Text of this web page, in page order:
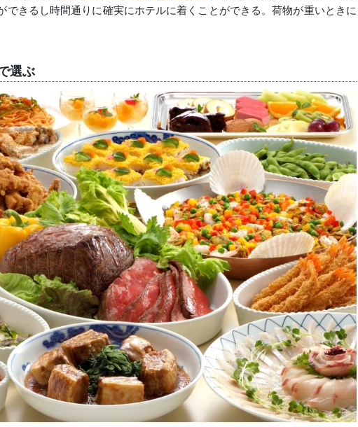
できるし時間通りに確実にホテルに着くことができる。荷物が重いときに
選ぶ